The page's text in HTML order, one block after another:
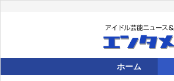
ホーム